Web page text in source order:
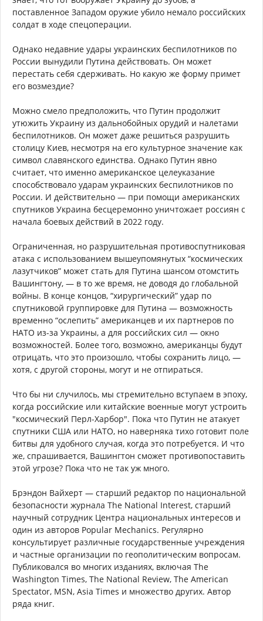
поставленное Западом оружие убило немало российских
солдат в ходе спецоперации.
Однако недавние удары украинских беспилотников по
России вынудили Путина действовать. Он может
перестать себя сдерживать. Но какую же форму примет
его возмездие?
Можно смело предположить, что Путин продолжит
утюжить Украину из дальнобойных орудий и налетами
беспилотников. Он может даже решиться разрушить
столицу Киев, несмотря на его культурное значение как
символ славянского единства. Однако Путин явно
считает, что именно американское целеуказание
способствовало ударам украинских беспилотников по
России. И действительно — при помощи американских
спутников Украина бесцеремонно уничтожает россиян с
начала боевых действий в 2022 году.
Ограниченная, но разрушительная противоспутниковая
атака с использованием вышеупомянутых “космических
лазутчиков” может стать для Путина шансом отомстить
Вашингтону, — в то же время, не доводя до глобальной
войны. В конце концов, “хирургический” удар по
спутниковой группировке для Путина — возможность
временно “ослепить” американцев и их партнеров по
НАТО из-за Украины, а для российских сил — окно
возможностей. Более того, возможно, американцы будут
отрицать, что это произошло, чтобы сохранить лицо, —
хотя, с другой стороны, могут и не отпираться.
Что бы ни случилось, мы стремительно вступаем в эпоху,
когда российские или китайские военные могут устроить
"космический Перл-Харбор". Пока что Путин не атакует
спутники США или НАТО, но наверняка тихо готовит поле
битвы для удобного случая, когда это потребуется. И что
же, спрашивается, Вашингтон сможет противопоставить
этой угрозе? Пока что не так уж много.
Брэндон Вайхерт — старший редактор по национальной
безопасности журнала The National Interest, старший
научный сотрудник Центра национальных интересов и
один из авторов Popular Mechanics. Регулярно
консультирует различные государственные учреждения
и частные организации по геополитическим вопросам.
Публиковался во многих изданиях, включая The
Washington Times, The National Review, The American
Spectator, MSN, Asia Times и множество других. Автор
ряда книг.